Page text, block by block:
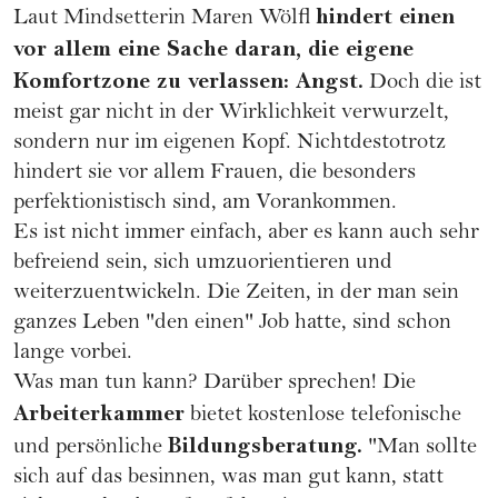
Laut Mindsetterin Maren Wölfl hindert einen
vor allem eine Sache daran, die eigene
Komfortzone zu verlassen: Angst. Doch die ist
meist gar nicht in der Wirklichkeit verwurzelt,
sondern nur im eigenen Kopf. Nichtdestotrotz
hindert sie vor allem Frauen, die besonders
perfektionistisch sind, am Vorankommen.
Es ist nicht immer einfach, aber es kann auch sehr
befreiend sein, sich umzuorientieren und
weiterzuentwickeln. Die Zeiten, in der man sein
ganzes Leben "den einen" Job hatte, sind schon
lange vorbei.
Was man tun kann? Darüber sprechen! Die
Arbeiterkammer bietet kostenlose telefonische
und persönliche Bildungsberatung. "Man sollte
sich auf das besinnen, was man gut kann, statt